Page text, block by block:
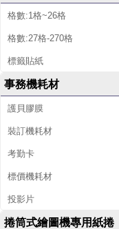
格數:1格~26格
格數:27格-270格
標籤貼紙
事務機耗材
護貝膠膜
裝訂機耗材
考勤卡
標價機耗材
投影片
捲筒式繪圖機專用紙捲